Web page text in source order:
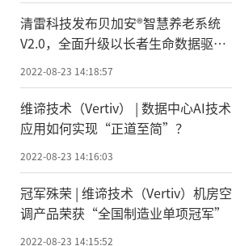
清雷科技发布贝加安®智慧养老系统
V2.0，全面升级以长者生命数据驱动
的智慧养老
2022-08-23 14:18:57
维谛技术（Vertiv） | 数据中心AI技术
应用如何实现“正道至简”？
2022-08-23 14:16:03
冠军殊荣 | 维谛技术（Vertiv）机房空
调产品荣获“全国制造业单项冠军”
2022-08-23 14:15:52